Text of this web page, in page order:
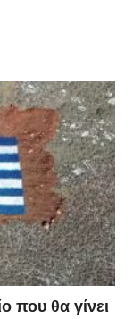
που θα γίνει